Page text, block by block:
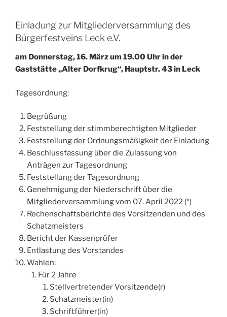
Einladung zur Mitgliederversammlung des
Bürgerfestveins Leck e.V.
am Donnerstag, 16. März um 19.00 Uhr in der
Gaststätte „Alter Dorfkrug“, Hauptstr. 43 in Leck
Tagesordnung:
Begrüßung
Feststellung der stimmberechtigten Mitglieder
Feststellung der Ordnungsmäßigkeit der Einladung
Beschlussfassung über die Zulassung von
Anträgen zur Tagesordnung
Feststellung der Tagesordnung
Genehmigung der Niederschrift über die
Mitgliederversammlung vom 07. April 2022 (*)
Rechenschaftsberichte des Vorsitzenden und des
Schatzmeisters
Bericht der Kassenprüfer
Entlastung des Vorstandes
Wahlen:
Für 2 Jahre
Stellvertretender Vorsitzende(r)
Schatzmeister(in)
Schriftführer(in)